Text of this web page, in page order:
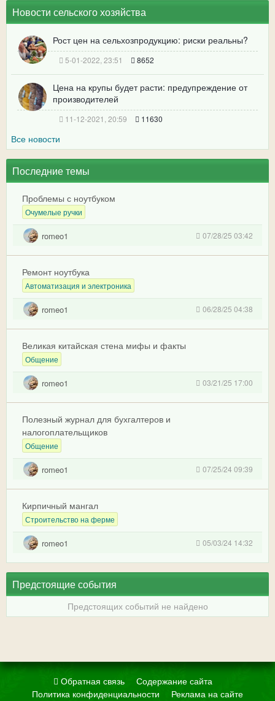
Новости сельского хозяйства
Рост цен на сельхозпродукцию: риски реальны?
5-01-2022, 23:51 8652
Цена на крупы будет расти: предупреждение от
производителей
11-12-2021, 20:59 11630
Все новости
Последние темы
Проблемы с ноутбуком
Очумелые ручки
romeo1 07/28/25 03:42
Ремонт ноутбука
Автоматизация и электроника
romeo1 06/28/25 04:38
Великая китайская стена мифы и факты
Общение
romeo1 03/21/25 17:00
Полезный журнал для бухгалтеров и
налогоплательщиков
Общение
romeo1 07/25/24 09:39
Кирпичный мангал
Строительство на ферме
romeo1 05/03/24 14:32
Предстоящие события
Предстоящих событий не найдено
Обратная связь
Содержание сайта
Политика конфиденциальности
Реклама на сайте